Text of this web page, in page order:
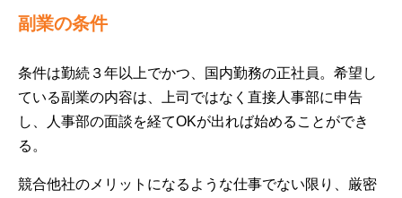
副業の条件
条件は勤続３年以上でかつ、国内勤務の正社員。希望し
ている副業の内容は、上司ではなく直接人事部に申告
し、人事部の面談を経てOKが出れば始めることができ
る。
競合他社のメリットになるような仕事でない限り、厳密